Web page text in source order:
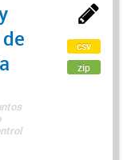
csv
zip